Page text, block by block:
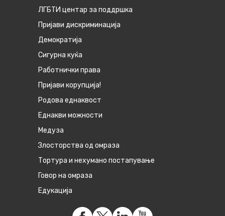
ЛГБТИ центар за поддршка
Пријави дискриминација
Демократија
Сигурна куќа
Работнички права
Пријави корупција!
Родова еднаквост
Eднакви можности
Медуза
Злосторства од омраза
Тортура и нехумано постапување
Говор на омраза
Едукација